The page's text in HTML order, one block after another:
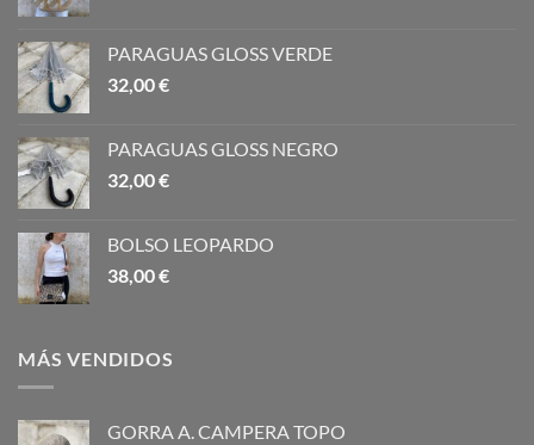
PARAGUAS GLOSS VERDE
32,00€
PARAGUAS GLOSS NEGRO
32,00€
BOLSO LEOPARDO
38,00€
MÁS VENDIDOS
GORRA A. CAMPERA TOPO